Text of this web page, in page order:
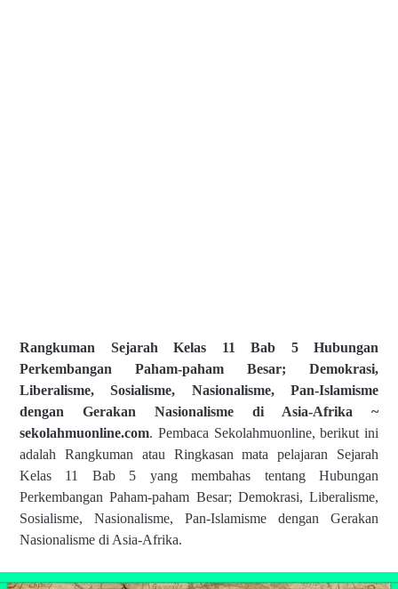
Rangkuman Sejarah Kelas 11 Bab 5 Hubungan
Perkembangan Paham-paham Besar; Demokrasi,
Liberalisme, Sosialisme, Nasionalisme, Pan-Islamisme
dengan Gerakan Nasionalisme di Asia-Afrika ~
sekolahmuonline.com. Pembaca Sekolahmuonline, berikut ini
adalah Rangkuman atau Ringkasan mata pelajaran Sejarah
Kelas 11 Bab 5 yang membahas tentang Hubungan
Perkembangan Paham-paham Besar; Demokrasi, Liberalisme,
Sosialisme, Nasionalisme, Pan-Islamisme dengan Gerakan
Nasionalisme di Asia-Afrika.